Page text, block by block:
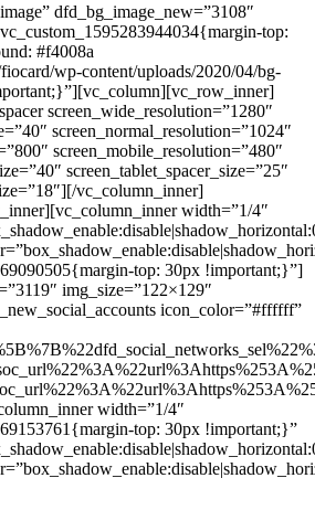
dfd_bg_image_new=”3108″
top:
#f4008a
wp-content/uploads/2020/04/bg-
screen_wide_resolution=”1280″
screen_normal_resolution=”1024″
screen_mobile_resolution=”480″
screen_tablet_spacer_size=”25″
vc_column_inner]
width=”1/4″
top: 30px !important;}”]
img_size=”122×129″
icon_color=”#ffffff”
width=”1/4″
top: 30px !important;}”